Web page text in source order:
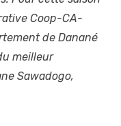
Coop-CA-
de Danané
meilleur
Sawadogo,